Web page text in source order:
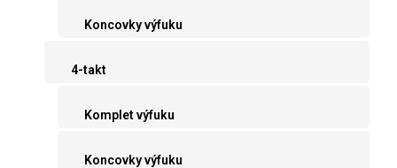
Koncovky výfuku
4-takt
Komplet výfuku
Koncovky výfuku